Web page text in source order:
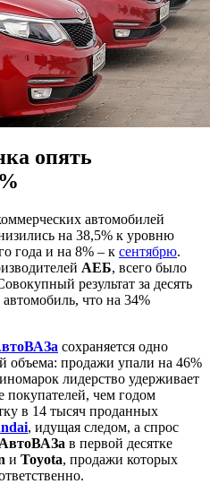
опять
автомобилей
на 38,5% к уровню
года и на 8% – к сентябрю.
АЕБ, всего было
результат за десять
что на 34%
сохраняется одно
объема: продажи упали на 46%
лидерство удерживает
чем годом
в 14 тысяч проданных
, идущая следом, а спрос
АвтоВАЗа в первой десятке
и Toyota, продажи которых